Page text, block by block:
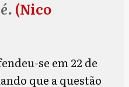
(Nico
se em 22 de
que a questão